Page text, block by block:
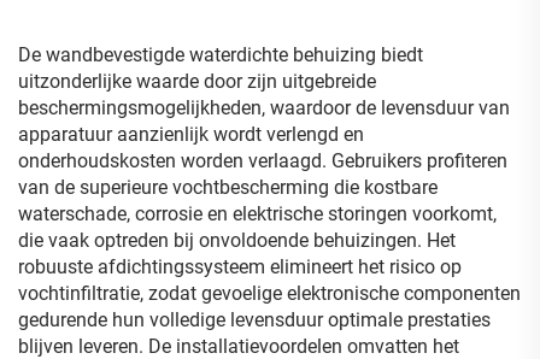
De wandbevestigde waterdichte behuizing biedt
uitzonderlijke waarde door zijn uitgebreide
beschermingsmogelijkheden, waardoor de levensduur van
apparatuur aanzienlijk wordt verlengd en
onderhoudskosten worden verlaagd. Gebruikers profiteren
van de superieure vochtbescherming die kostbare
waterschade, corrosie en elektrische storingen voorkomt,
die vaak optreden bij onvoldoende behuizingen. Het
robuuste afdichtingssysteem elimineert het risico op
vochtinfiltratie, zodat gevoelige elektronische componenten
gedurende hun volledige levensduur optimale prestaties
blijven leveren. De installatievoordelen omvatten het